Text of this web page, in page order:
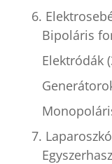
6.
Bipoláris
Elektródák
7.